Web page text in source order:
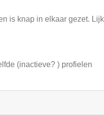
is knap in elkaar gezet.
(inactieve? ) profielen